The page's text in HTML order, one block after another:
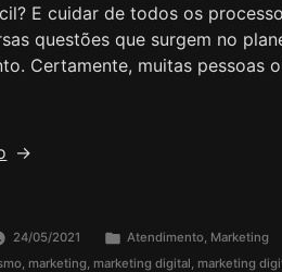
E cuidar de todos os
questões que surgem no
Certamente, muitas pessoas
24/05/2021 Atendimento, Marketing
, marketing, marketing digital, marketing